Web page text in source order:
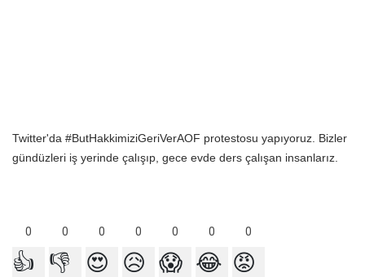
Twitter'da #ButHakkimiziGeriVerAOF protestosu yapıyoruz. Bizler
gündüzleri iş yerinde çalışıp, gece evde ders çalışan insanlarız.
0 0 0 0 0 0 0
👍 👎 😍 😥 😱 😂 😡